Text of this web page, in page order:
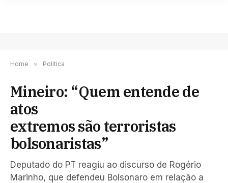
Home » Política
Mineiro: “Quem entende de
atos
extremos são terroristas
bolsonaristas”
Deputado do PT reagiu ao discurso de Rogério
Marinho, que defendeu Bolsonaro em relação a